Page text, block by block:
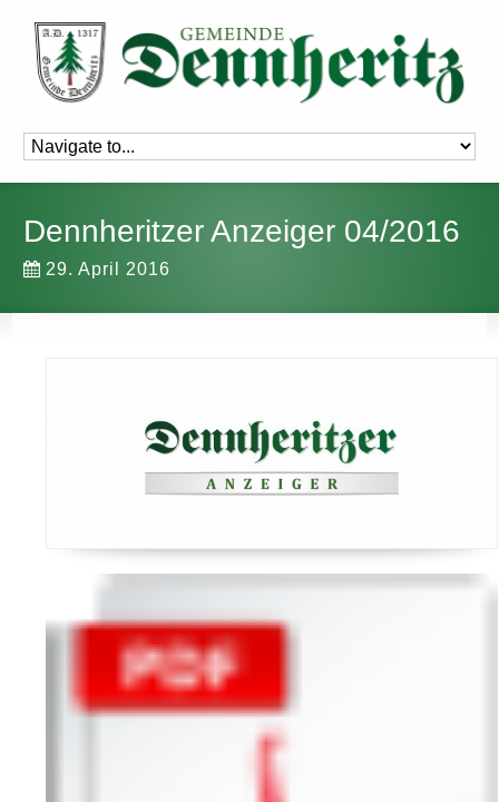
Dennheritzer Anzeiger 04/2016
29. April 2016